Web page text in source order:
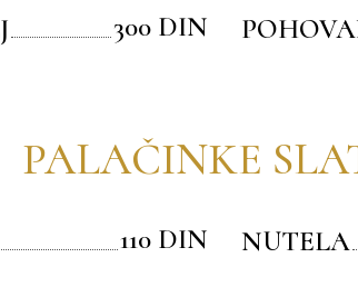
300 DIN
PALAČINKE
110 DIN NUTELA